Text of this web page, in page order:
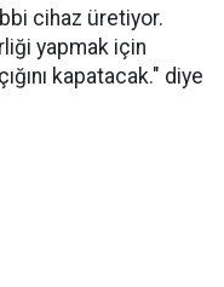
cihaz üretiyor.
yapmak için
kapatacak." diye